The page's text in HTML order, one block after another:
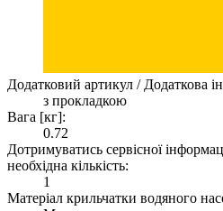
Додатковий артикул / Додаткова
з прокладкою
Вага [кг]:
0.72
Дотримуватись сервісної
необхідна кількість:
1
Матеріал крильчатки водяного